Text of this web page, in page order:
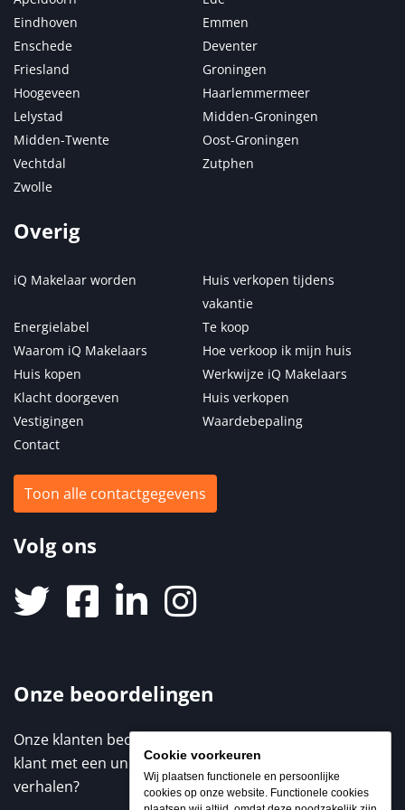
Cookie voorkeuren
Wij plaatsen functionele en persoonlijke
cookies op onze website. Functionele cookies
Eindhoven
Emmen
Enschede
Deventer
Friesland
Groningen
Hoogeveen
Haarlemmermeer
Lelystad
Midden-Groningen
Midden-Twente
Oost-Groningen
Vechtdal
Zutphen
Zwolle
Overig
iQ Makelaar worden
Huis verkopen tijdens
vakantie
Energielabel
Te koop
Waarom iQ Makelaars
Hoe verkoop ik mijn huis
Huis kopen
Werkwijze iQ Makelaars
Klacht doorgeven
Huis verkopen
Vestigingen
Waardebepaling
Contact
Toon alle contactgegevens
Volg ons
Onze beoordelingen
Onze klanten beoordelen ons met een 9,3 / 10. Elke
klant met een unieke ervaring. Benieuwd naar de
verhalen?